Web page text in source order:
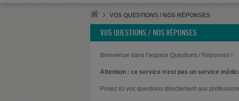
VOS QUESTIONS / NOS RÉPONSES
VOS QUESTIONS / NOS RÉPONSES
Bienvenue dans l’espace Questions / Réponses !
Attention : ce service n'est pas un service
Posez ici vos questions directement aux